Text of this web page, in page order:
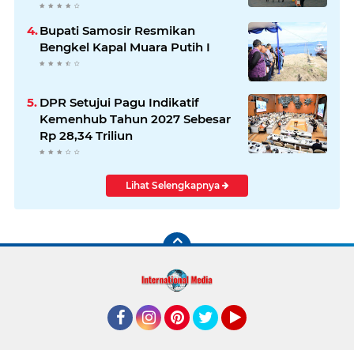
Bupati Samosir Resmikan
Bengkel Kapal Muara Putih I
DPR Setujui Pagu Indikatif
Kemenhub Tahun 2027 Sebesar
Rp 28,34 Triliun
Lihat Selengkapnya